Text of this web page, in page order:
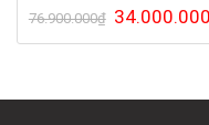
76.900.000₫ Giá
gốc
là:
34.000.000